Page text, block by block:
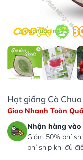
Hạt giống Cà
Giao Nhanh Toàn
Nhận hàng vào
Giảm 50% phí
phí ship khi đủ